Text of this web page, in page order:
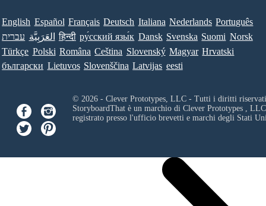
English Español Français Deutsch Italiana Nederlands Português
עברית العَرَبِيَّة हिन्दी ру́сский язы́к Dansk Svenska Suomi Norsk
Türkçe Polski Româna Ceština Slovenský Magyar Hrvatski
български Lietuvos Slovenščina Latvijas eesti
© 2026 - Clever Prototypes, LLC - Tutti i diritti
StoryboardThat è un marchio di Clever Prototypes , LLC
registrato presso l'ufficio brevetti e marchi degli Stati